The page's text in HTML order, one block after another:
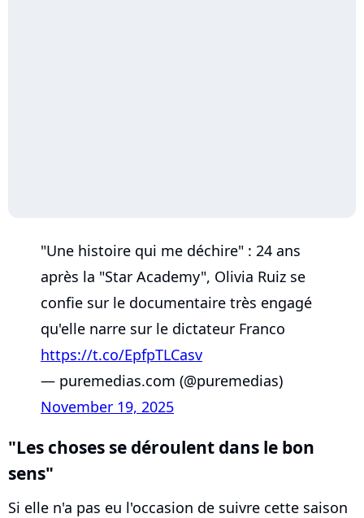
"Une histoire qui me déchire" : 24 ans
après la "Star Academy", Olivia Ruiz se
confie sur le documentaire très engagé
qu'elle narre sur le dictateur Franco
https://t.co/EpfpTLCasv
— puremedias.com (@puremedias)
November 19, 2025
"Les choses se déroulent dans le bon
sens"
Si elle n'a pas eu l'occasion de suivre cette saison